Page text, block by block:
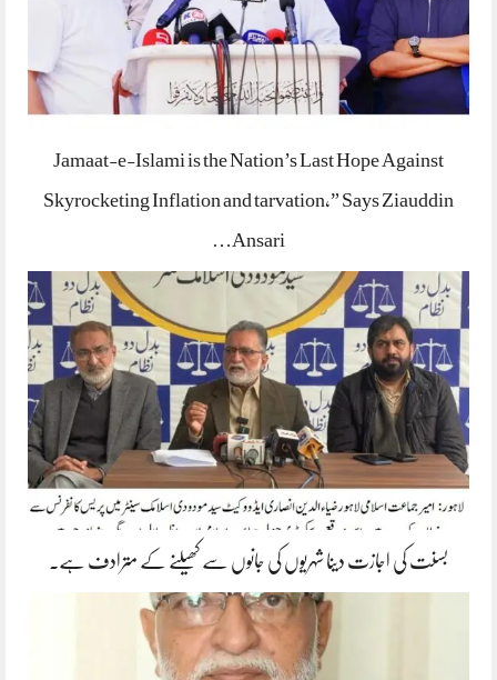
Jamaat-e-Islami is the Nation’s Last Hope Against
Skyrocketing Inflation and tarvation,” Says Ziauddin
Ansari…
بسنت کی اجازت دینا شہریوں کی جانوں سے کھیلنے کے مترادف ہے۔